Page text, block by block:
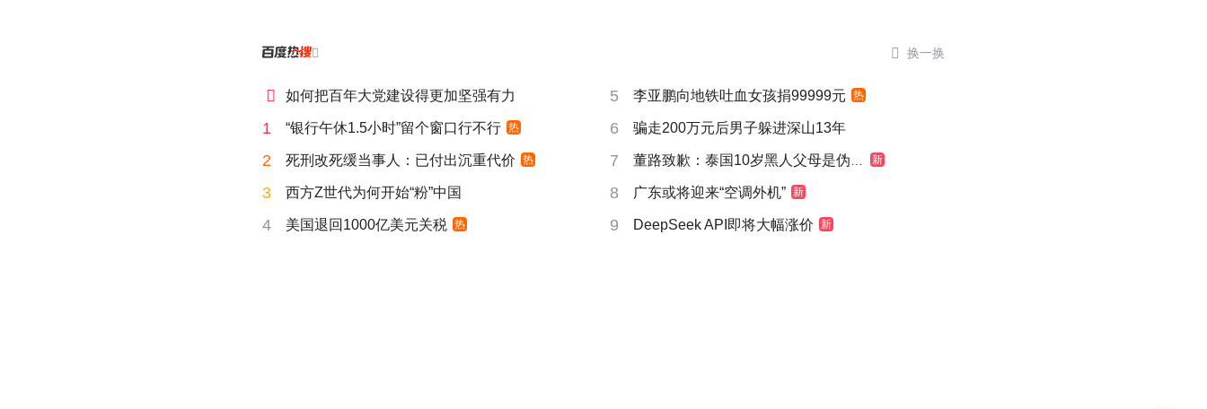
  换一换
 如何把百年大党建设得更加坚强有力 5 李亚鹏向地铁吐血女孩捐99999元 热
1 “银行午休1.5小时”留个窗口行不行 热 6 骗走200万元后男子躲进深山13年
2 死刑改死缓当事人：已付出沉重代价 热 7 董路致歉：泰国10岁黑人父母是伪造的 新
3 西方Z世代为何开始“粉”中国 8 广东或将迎来“空调外机” 新
4 美国退回1000亿美元关税 热 9 DeepSeek API即将大幅涨价 新